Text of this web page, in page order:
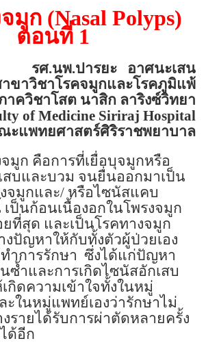
มูก (Nasal Polyps)
ตอนที่1
รศ.นพ.ปารยะ
อาศนะเสน
ขาวิชาโรคจมูกและโรคภูมิแพ้
าควิชาโสต นาสิก ลาริงซ์วิทยา
ofMedicine Siriraj Hospital
ะแพทยศาสตร์ศิริราชพยาบาล
มูก คือการที่เยื่อบุจมูกหรือ
สบและบวม จนยื่นออกมาเป็น
จมูกและ/ หรือไซนัสแคบ
ป็นก้อนเนื้องอกในโพรงจมูก
ที่สุด และเป็นโรคทางจมูก
งปัญหาให้กับทั้งตัวผู้ป่วยเอง
ำการรักษา ซึ่งได้แก่ปัญหา
นซ้ำและการเกิดไซนัสอักเสบ
กิดความเข้าใจทั้งในหมู่
ในหมู่แพทย์เองว่ารักษาไม่
รายได้รับการผ่าตัดหลายครั้ง
ด้อีก